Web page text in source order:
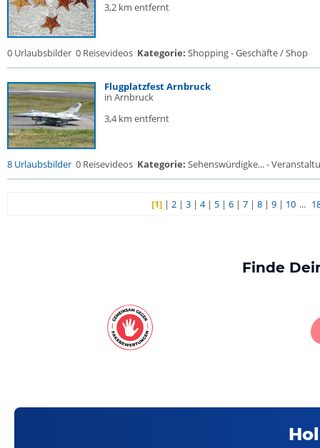
3,2 km entfernt
0 Urlaubsbilder 0 Reisevideos Kategorie: Shopping - Geschäfte / Shop
Flugplatzfest Arnbruck
in Arnbruck
3,4 km entfernt
8 Urlaubsbilder 0 Reisevideos Kategorie: Sehenswürdigke... -
[1]| 2| 3| 4| 5| 6| 7| 8| 9| 10 ...
Finde